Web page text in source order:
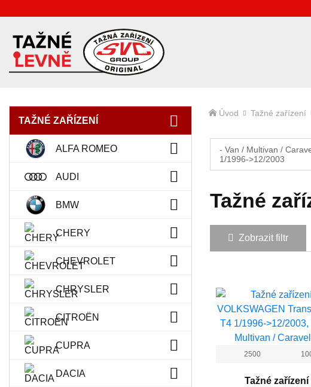
TAŽNÉ ZAŘÍZENÍ
ALFA ROMEO
AUDI
BMW
CHERY
CHEVROLET
CHRYSLER
CITROËN
CUPRA
DACIA
Úvod Tažné zařízení
- Van / Multivan /
1/1996->12/2003
Tažné
Zobrazit filtr
2500
Tažné zařízení